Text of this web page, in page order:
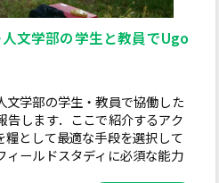
文学部の学生と教員でUgo
文学部の学生・教員で協働した
告します．ここで紹介するアク
糧として最適な手段を選択して
ィールドスタディに必須な能力